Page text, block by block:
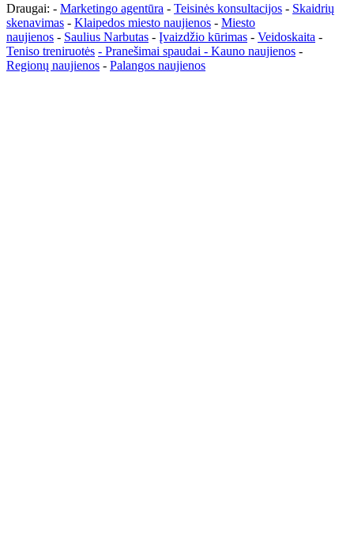
Draugai: - Marketingo agentūra - Teisinės konsultacijos - Skaidrių
skenavimas - Klaipedos miesto naujienos - Miesto
naujienos - Saulius Narbutas - Įvaizdžio kūrimas - Veidoskaita -
Teniso treniruotės - Pranešimai spaudai - Kauno naujienos -
Regionų naujienos - Palangos naujienos